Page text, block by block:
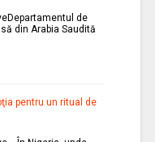
de
din Arabia Saudită
pentru un ritual de